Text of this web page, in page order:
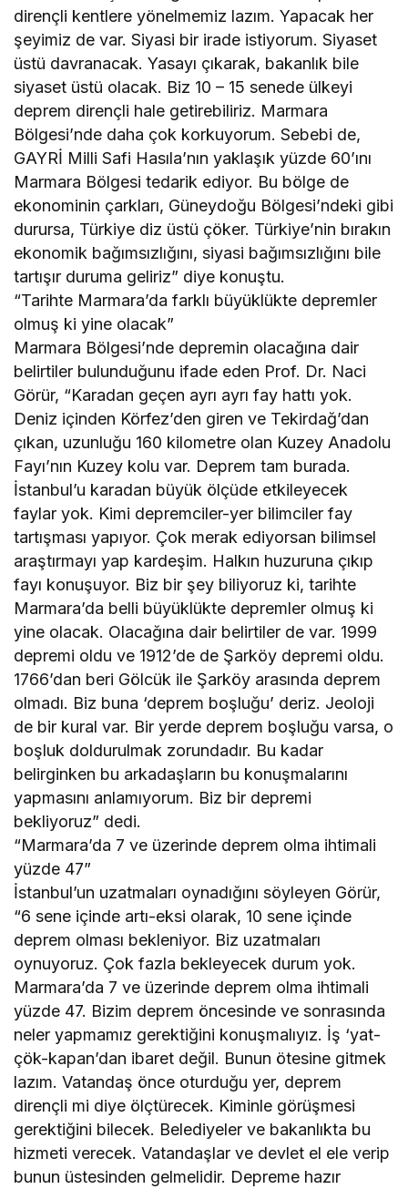
dirençli kentlere yönelmemiz lazım. Yapacak her
şeyimiz de var. Siyasi bir irade istiyorum. Siyaset
üstü davranacak. Yasayı çıkarak, bakanlık bile
siyaset üstü olacak. Biz 10 – 15 senede ülkeyi
deprem dirençli hale getirebiliriz. Marmara
Bölgesi’nde daha çok korkuyorum. Sebebi de,
GAYRİ Milli Safi Hasıla’nın yaklaşık yüzde 60’ını
Marmara Bölgesi tedarik ediyor. Bu bölge de
ekonominin çarkları, Güneydoğu Bölgesi’ndeki gibi
durursa, Türkiye diz üstü çöker. Türkiye’nin bırakın
ekonomik bağımsızlığını, siyasi bağımsızlığını bile
tartışır duruma geliriz” diye konuştu.
“Tarihte Marmara’da farklı büyüklükte depremler
olmuş ki yine olacak”
Marmara Bölgesi’nde depremin olacağına dair
belirtiler bulunduğunu ifade eden Prof. Dr. Naci
Görür, “Karadan geçen ayrı ayrı fay hattı yok.
Deniz içinden Körfez’den giren ve Tekirdağ’dan
çıkan, uzunluğu 160 kilometre olan Kuzey Anadolu
Fayı’nın Kuzey kolu var. Deprem tam burada.
İstanbul’u karadan büyük ölçüde etkileyecek
faylar yok. Kimi depremciler-yer bilimciler fay
tartışması yapıyor. Çok merak ediyorsan bilimsel
araştırmayı yap kardeşim. Halkın huzuruna çıkıp
fayı konuşuyor. Biz bir şey biliyoruz ki, tarihte
Marmara’da belli büyüklükte depremler olmuş ki
yine olacak. Olacağına dair belirtiler de var. 1999
depremi oldu ve 1912’de de Şarköy depremi oldu.
1766’dan beri Gölcük ile Şarköy arasında deprem
olmadı. Biz buna ‘deprem boşluğu’ deriz. Jeoloji
de bir kural var. Bir yerde deprem boşluğu varsa, o
boşluk doldurulmak zorundadır. Bu kadar
belirginken bu arkadaşların bu konuşmalarını
yapmasını anlamıyorum. Biz bir depremi
bekliyoruz” dedi.
“Marmara’da 7 ve üzerinde deprem olma ihtimali
yüzde 47”
İstanbul’un uzatmaları oynadığını söyleyen Görür,
“6 sene içinde artı-eksi olarak, 10 sene içinde
deprem olması bekleniyor. Biz uzatmaları
oynuyoruz. Çok fazla bekleyecek durum yok.
Marmara’da 7 ve üzerinde deprem olma ihtimali
yüzde 47. Bizim deprem öncesinde ve sonrasında
neler yapmamız gerektiğini konuşmalıyız. İş ‘yat-
çök-kapan’dan ibaret değil. Bunun ötesine gitmek
lazım. Vatandaş önce oturduğu yer, deprem
dirençli mi diye ölçtürecek. Kiminle görüşmesi
gerektiğini bilecek. Belediyeler ve bakanlıkta bu
hizmeti verecek. Vatandaşlar ve devlet el ele verip
bunun üstesinden gelmelidir. Depreme hazır